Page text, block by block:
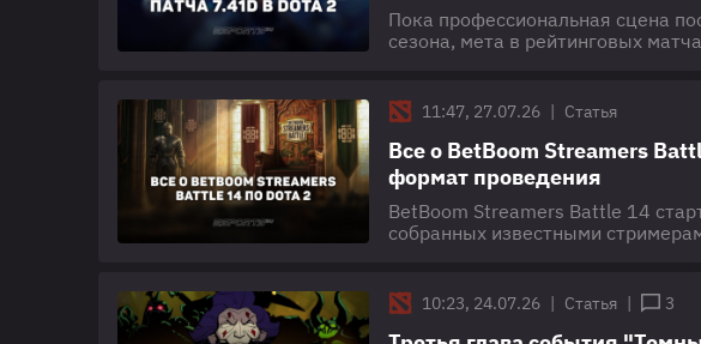
Пока профессиональная сцена
сезона, мета в рейтинговых
сборками изменившимся
каждой позиции, которые
неделю
11:47, 27.07.26 | Статья
Все о BetBoom Streamers
формат проведения
BetBoom Streamers Battle 14
собранных известными
проведения, составы
подробности BetBoom Streamers
10:23, 24.07.26 | Статья | 3